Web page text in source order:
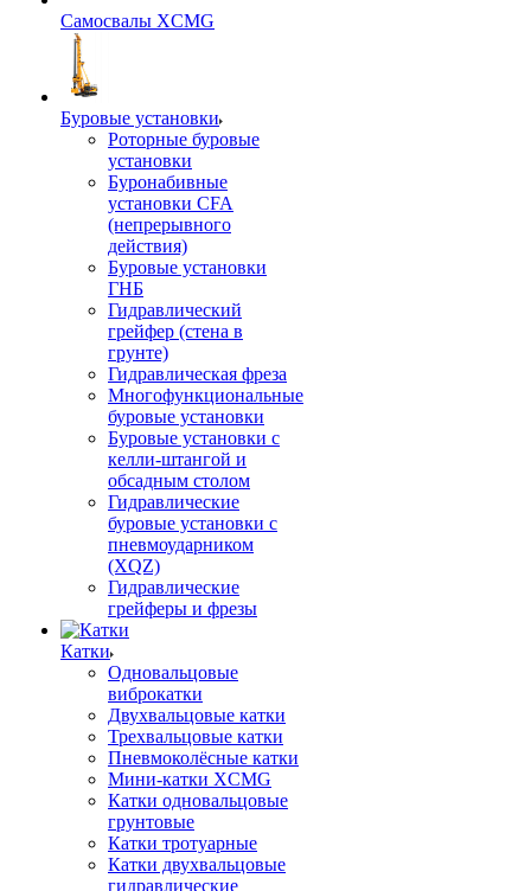
Самосвалы XCMG
Буровые установки
Роторные буровые
установки
Буронабивные
установки CFA
(непрерывного
действия)
Буровые установки
ГНБ
Гидравлический
грейфер (стена в
грунте)
Гидравлическая фреза
Многофункциональные
буровые установки
Буровые установки с
келли-штангой и
обсадным столом
Гидравлические
буровые установки с
пневмоударником
(XQZ)
Гидравлические
грейферы и фрезы
Катки
Одновальцовые
виброкатки
Двухвальцовые катки
Трехвальцовые катки
Пневмоколёсные катки
Мини-катки XCMG
Катки одновальцовые
грунтовые
Катки тротуарные
Катки двухвальцовые
гидравлические